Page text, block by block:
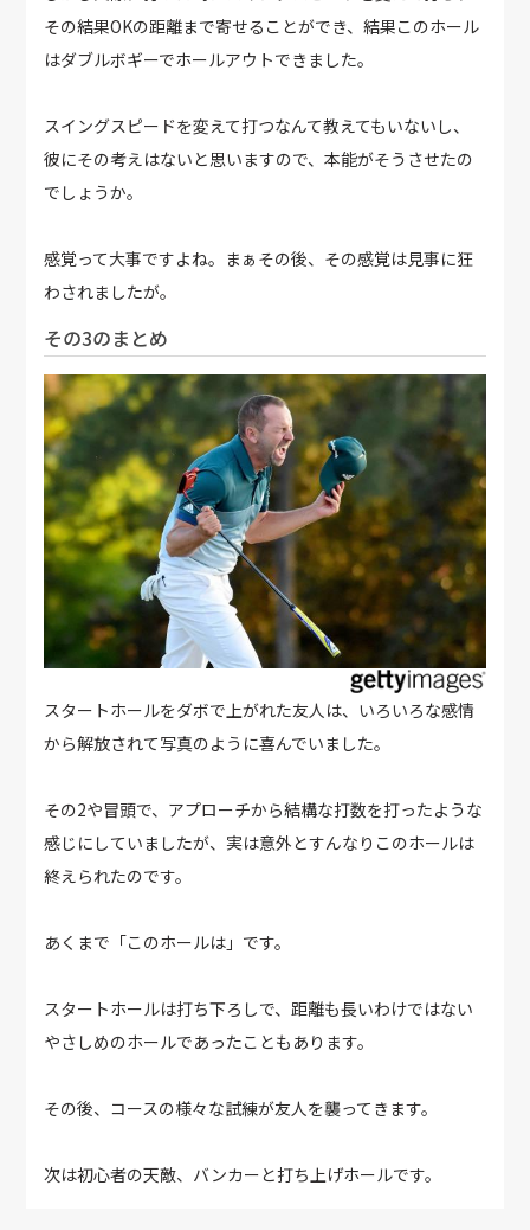
その結果OKの距離まで寄せることができ、結果このホール
はダブルボギーでホールアウトできました。
スイングスピードを変えて打つなんて教えてもいないし、
彼にその考えはないと思いますので、本能がそうさせたの
でしょうか。
感覚って大事ですよね。まぁその後、その感覚は見事に狂
わされましたが。
その3のまとめ
スタートホールをダボで上がれた友人は、いろいろな感情
から解放されて写真のように喜んでいました。
その2や冒頭で、アプローチから結構な打数を打ったような
感じにしていましたが、実は意外とすんなりこのホールは
終えられたのです。
あくまで「このホールは」です。
スタートホールは打ち下ろしで、距離も長いわけではない
やさしめのホールであったこともあります。
その後、コースの様々な試練が友人を襲ってきます。
次は初心者の天敵、バンカーと打ち上げホールです。